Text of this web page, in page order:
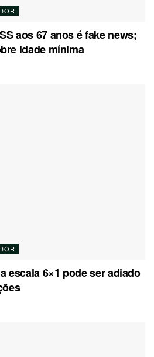
aos 67 anos é fake news;
idade mínima
escala 6×1 pode ser adiado